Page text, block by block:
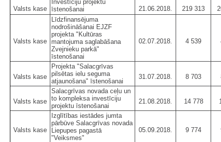
Valsts kase
Investīciju projektu
īstenošanai
21.06.2018. 219 313
Valsts kase
Līdzfinansējuma
nodrošināšanai EJZF
projekta "Kultūras
mantojuma saglabāšana
Zvejnieku parkā"
īstenošanai
02.07.2018. 4 539
Valsts kase
Projekta "Salacgrīvas
pilsētas ielu seguma
atjaunošana" īstenošanai
31.07.2018. 8 703
Valsts kase
Salacgrīvas novada ceļu un
to kompleksa investīciju
projektu īstenošanai
21.08.2018. 14 778
Valsts kase
Izglītības iestādes jumta
pārbūve Salacgrīvas novada
Liepupes pagastā
"Veiksmes"
05.09.2018. 9 774